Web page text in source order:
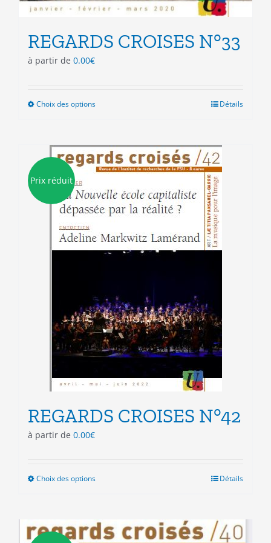
REGARDS CROISES N°33
à partir de 0.00€
Choix des optionsCe
plusieurs
variations.
Les
peuvent
être
sur
la
Détails
Prix réduit
REGARDS CROISES N°42
à partir de 0.00€
Choix des optionsCe
plusieurs
variations.
Détails